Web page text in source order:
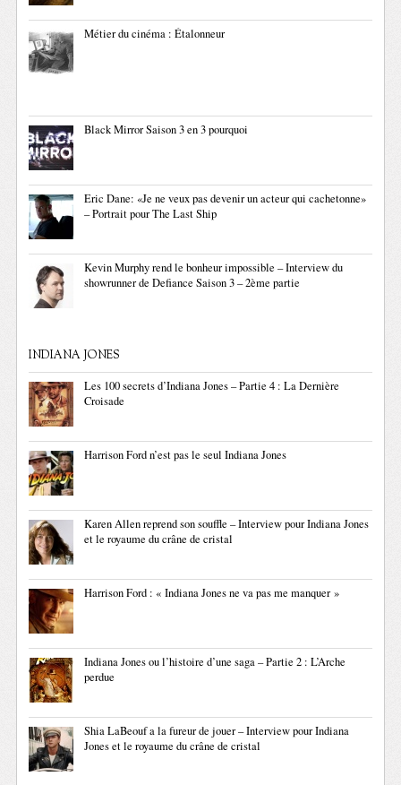
Métier du cinéma : Étalonneur
Black Mirror Saison 3 en 3 pourquoi
Eric Dane: «Je ne veux pas devenir un acteur qui cachetonne»
– Portrait pour The Last Ship
Kevin Murphy rend le bonheur impossible – Interview du
showrunner de Defiance Saison 3 – 2ème partie
INDIANA JONES
Les 100 secrets d’Indiana Jones – Partie 4 : La Dernière
Croisade
Harrison Ford n’est pas le seul Indiana Jones
Karen Allen reprend son souffle – Interview pour Indiana Jones
et le royaume du crâne de cristal
Harrison Ford : « Indiana Jones ne va pas me manquer »
Indiana Jones ou l’histoire d’une saga – Partie 2 : L’Arche
perdue
Shia LaBeouf a la fureur de jouer – Interview pour Indiana
Jones et le royaume du crâne de cristal